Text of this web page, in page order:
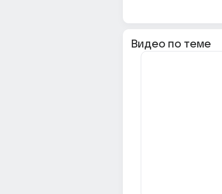
Видео по теме